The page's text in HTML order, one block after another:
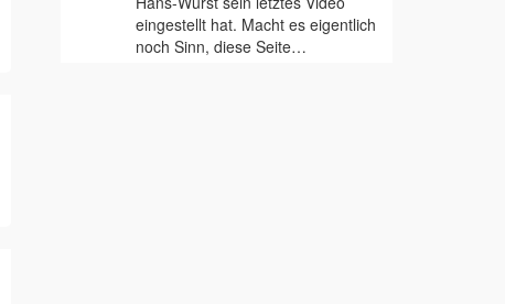
eingestellt hat. Macht es eigentlich
noch Sinn, diese Seite…